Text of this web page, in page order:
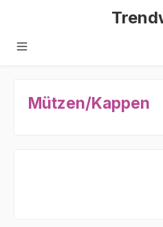
Zum Hauptinhalt springen
Mützen/Kappen